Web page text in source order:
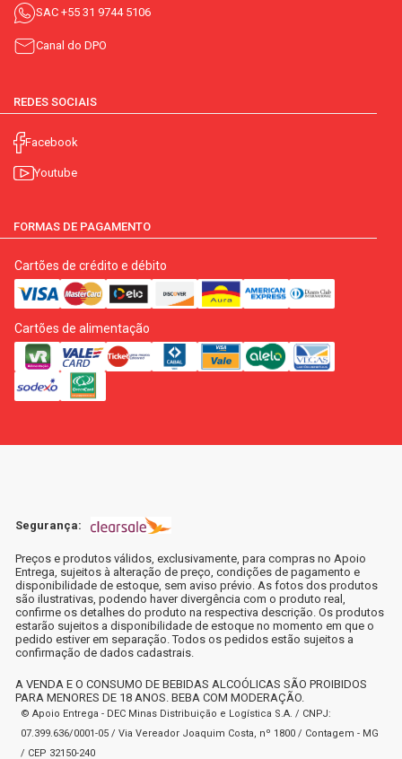
SAC +55 31 9744 5106
Canal do DPO
REDES SOCIAIS
Facebook
Youtube
FORMAS DE PAGAMENTO
Cartões de crédito e débito
Cartões de alimentação
Segurança:
Preços e produtos válidos, exclusivamente, para compras no Apoio
Entrega, sujeitos à alteração de preço, condições de pagamento e
disponibilidade de estoque, sem aviso prévio. As fotos dos produtos
são ilustrativas, podendo haver divergência com o produto real,
confirme os detalhes do produto na respectiva descrição. Os produtos
estarão sujeitos a disponibilidade de estoque no momento em que o
pedido estiver em separação. Todos os pedidos estão sujeitos a
confirmação de dados cadastrais.
A VENDA E O CONSUMO DE BEBIDAS ALCOÓLICAS SÃO PROIBIDOS
PARA MENORES DE 18 ANOS. BEBA COM MODERAÇÃO.
© Apoio Entrega - DEC Minas Distribuição e Logística S.A. / CNPJ:
07.399.636/0001-05 / Via Vereador Joaquim Costa, nº 1800 / Contagem - MG
/ CEP 32150-240